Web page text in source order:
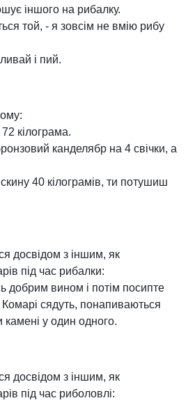
іншого на рибалку.
той, - я зовсім не вмію рибу
і пий.
кілограма.
канделябр на 4 свічки, а
40 кілограмів, ти потушиш
досвідом з іншим, як
під час рибалки:
добрим вином і потім посипте
сядуть, понапиваються
камені у один одного.
досвідом з іншим, як
під час риболовлі: